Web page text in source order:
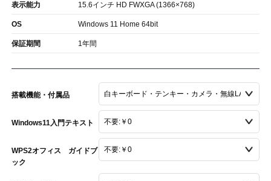
表示能力 15.6インチ HD FWXGA (1366×768)
OS Windows 11 Home 64bit
保証期間 1年間
搭載機能・付属品
Windows11入門テキスト
WPS2オフィス ガイドブ
ック